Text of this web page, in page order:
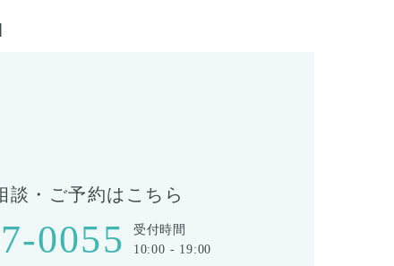
談・ご予約はこちら
0055
受付時間
10:00 - 19:00